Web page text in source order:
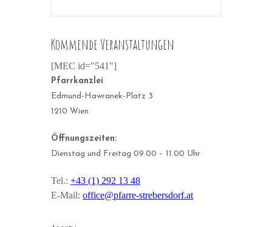
Kommende Veranstaltungen
[MEC id="541"]
Pfarrkanzlei
Edmund-Hawranek-Platz 3
1210 Wien
Öffnungszeiten:
Dienstag und Freitag 09.00 – 11.00 Uhr
Tel.: +43 (1) 292 13 48
E-Mail: office@pfarre-strebersdorf.at